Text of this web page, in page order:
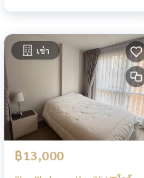
เช่า
฿13,000